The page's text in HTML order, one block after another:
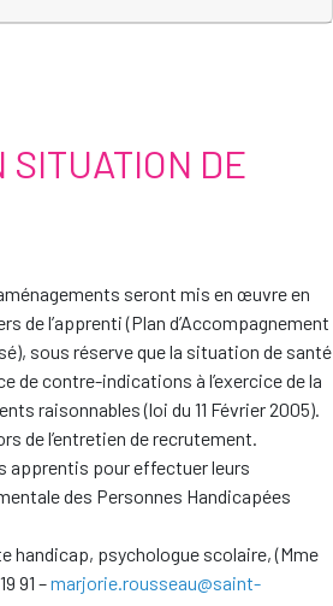
DE
seront mis en œuvre en
de l’apprenti (Plan d’Accompagnement
sous réserve que la situation de santé
de contre-indications à l’exercice de la
raisonnables (loi du 11 Février 2005).
de l’entretien de recrutement.
apprentis pour effectuer leurs
des Personnes Handicapées
handicap, psychologue scolaire, (Mme
91 –marjorie.rousseau@saint-